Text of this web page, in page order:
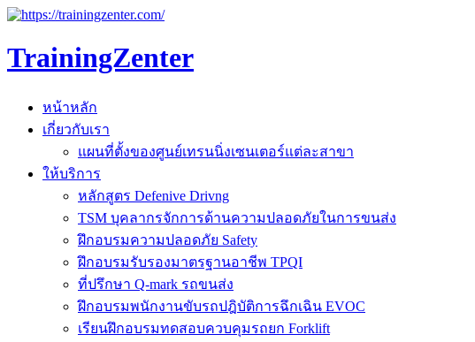
TrainingZenter
หน้าหลัก
เกี่ยวกับเรา
แผนที่ตั้งของศูนย์เทรนนิ่งเซนเตอร์แต่ละสาขา
ให้บริการ
หลักสูตร Defenive Drivng
TSM บุคลากรจักการด้านความปลอดภัยในการขนส่ง
ฝึกอบรมความปลอดภัย Safety
ฝึกอบรมรับรองมาตรฐานอาชีพ TPQI
ที่ปรึกษา Q-mark รถขนส่ง
ฝึกอบรมพนักงานขับรถปฎิบัติการฉึกเฉิน EVOC
เรียนฝึกอบรมทดสอบควบคุมรถยก Forklift